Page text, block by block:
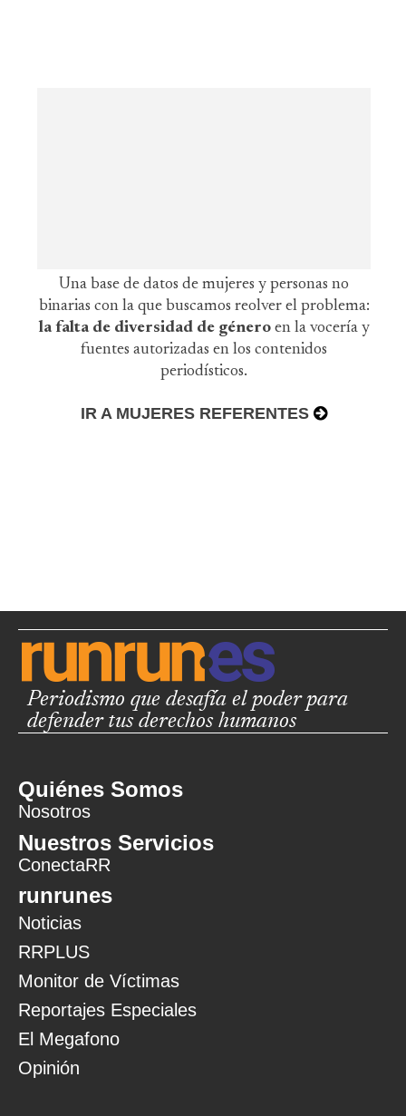
Una base de datos de mujeres y personas no
binarias con la que buscamos reolver el problema:
la falta de diversidad de género en la vocería y
fuentes autorizadas en los contenidos
periodísticos.
IR A MUJERES REFERENTES
Periodismo que desafía el poder para
defender tus derechos humanos
Quiénes Somos
Nosotros
Nuestros Servicios
ConectaRR
runrunes
Noticias
RRPLUS
Monitor de Víctimas
Reportajes Especiales
El Megafono
Opinión